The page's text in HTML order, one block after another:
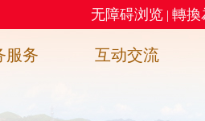
无障碍浏览 | 轉換
服务 互动交流